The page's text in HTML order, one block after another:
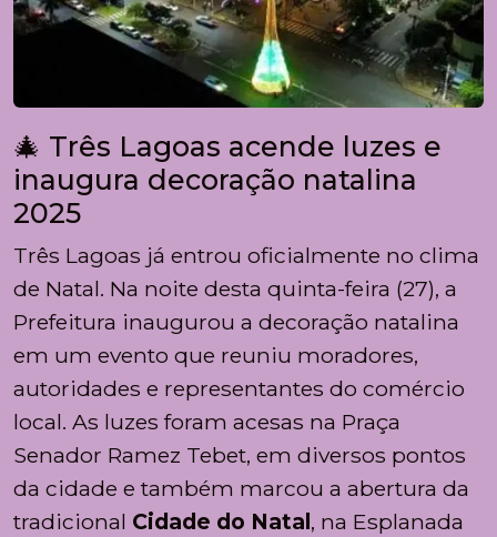
🎄 Três Lagoas acende luzes e
inaugura decoração natalina
2025
Três Lagoas já entrou oficialmente no clima
de Natal. Na noite desta quinta-feira (27), a
Prefeitura inaugurou a decoração natalina
em um evento que reuniu moradores,
autoridades e representantes do comércio
local. As luzes foram acesas na Praça
Senador Ramez Tebet, em diversos pontos
da cidade e também marcou a abertura da
tradicional Cidade do Natal, na Esplanada